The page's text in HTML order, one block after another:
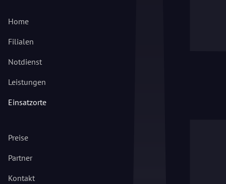
Home
Filialen
Notdienst
Leistungen
Einsatzorte
Preise
Partner
Kontakt